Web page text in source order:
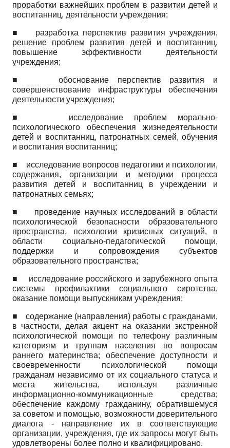
проработки важнейших проблем в развитии детей и
воспитанниц, деятельности учреждения;
■ разработка перспектив развития учреждения,
решение проблем развития детей и воспитанниц,
повышение эффективности деятельности
учреждения;
■ обоснование перспектив развития и
совершенствование инфраструктуры обеспечения
деятельности учреждения;
■ исследование проблем морально-
психологического обеспечения жизнедеятельности
детей и воспитанниц, патронатных семей, обучения
и воспитания воспитанниц;
■ исследование вопросов педагогики и психологии,
содержания, организации и методики процесса
развития детей и воспитанниц в учреждении и
патронатных семьях;
■ проведение научных исследований в области
психологической безопасности образовательного
пространства, психологии кризисных ситуаций, в
области социально-педагогической помощи,
поддержки и сопровождения субъектов
образовательного пространства;
■ исследование российского и зарубежного опыта
системы профилактики социального сиротства,
оказание помощи выпускникам учреждения;
■ содержание (направления) работы с гражданами,
в частности, делая акцент на оказании экстренной
психологической помощи по телефону различным
категориям и группам населения по вопросам
раннего материнства; обеспечение доступности и
своевременности психологической помощи
гражданам независимо от их социального статуса и
места жительства, используя различные
информационно-коммуникационные средства;
обеспечение каждому гражданину, обратившемуся
за советом и помощью, возможности доверительного
диалога - направление их в соответствующие
организации, учреждения, где их запросы могут быть
удовлетворены более полно и квалифицировано.